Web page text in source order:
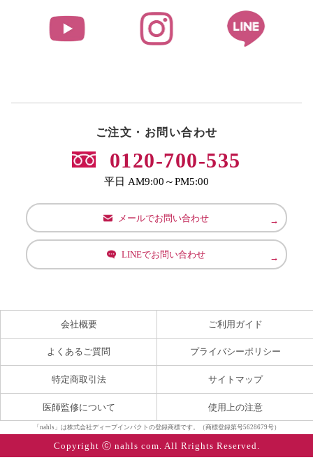
ご注文・お問い合わせ
0120-700-535
平日 AM9:00～PM5:00
メールでお問い合わせ
LINEでお問い合わせ
会社概要 ご利用ガイド
よくあるご質問 プライバシーポリシー
特定商取引法 サイトマップ
医師監修について 使用上の注意
「nahls」は株式会社ディープインパクトの登録商標です。（商標登録第号5628679号）
Copyright ⓒ nahls com. All Rrights Reserved.